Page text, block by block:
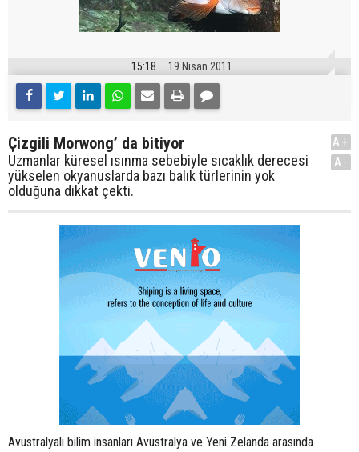
15:18 19 Nisan 2011
Çizgili Morwong’ da bitiyor
Uzmanlar küresel ısınma sebebiyle sıcaklık derecesi
yükselen okyanuslarda bazı balık türlerinin yok
olduğuna dikkat çekti.
A+
A-
Avustralyalı bilim insanları Avustralya ve Yeni Zelanda arasında